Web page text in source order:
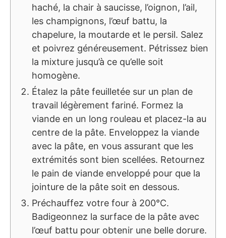
haché, la chair à saucisse, l’oignon, l’ail,
les champignons, l’œuf battu, la
chapelure, la moutarde et le persil. Salez
et poivrez généreusement. Pétrissez bien
la mixture jusqu’à ce qu’elle soit
homogène.
Étalez la pâte feuilletée sur un plan de
travail légèrement fariné. Formez la
viande en un long rouleau et placez-la au
centre de la pâte. Enveloppez la viande
avec la pâte, en vous assurant que les
extrémités sont bien scellées. Retournez
le pain de viande enveloppé pour que la
jointure de la pâte soit en dessous.
Préchauffez votre four à 200°C.
Badigeonnez la surface de la pâte avec
l’œuf battu pour obtenir une belle dorure.